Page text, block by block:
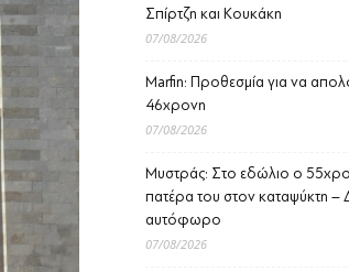
Σπίρτζη και Κουκάκη
07/08/2026
Marfin: Προθεσμία για να
46χρονη
07/08/2026
Μυστράς: Στο εδώλιο ο
πατέρα του στον καταψύκτη –
αυτόφωρο
07/08/2026